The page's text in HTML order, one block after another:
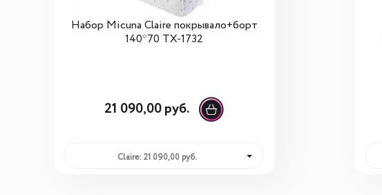
Набор Micuna Claire покрывало+борт
140*70 TX-1732
21 090,00 руб.
Claire: 21 090,00 руб.